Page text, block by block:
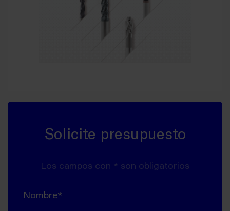
Solicite presupuesto
Los campos con * son obligatorios
Nombre*